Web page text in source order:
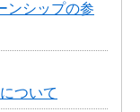
ンシップの参
ついて